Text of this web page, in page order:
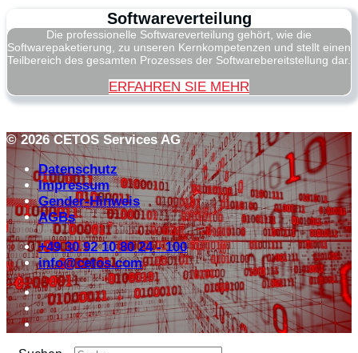
Softwareverteilung
Die professionelle Softwareverteilung gehört, wie die
Softwarepaketierung, zu unseren Kernkompetenzen und stellt einen
Teilbereich des gesamten Prozesses der Softwarebereitstellung dar.
ERFAHREN SIE MEHR
© 2026 CETOS Services AG
Datenschutz
Impressum
Gender-Hinweis
AGBs
+49 30 92 10 80 24 - 100
info@cetos.com